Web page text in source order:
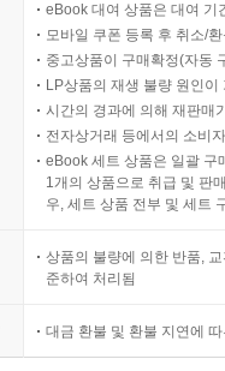
eBook 대여 상품은 대여 기
모바일 쿠폰 등록 후 취소/
중고상품이 구매확정(자동
LP상품의 재생 불량 원인
시간의 경과에 의해 재판매
전자상거래 등에서의 소비
eBook 세트 상품은 일괄 구
1개의 상품으로 취급 및 판
우, 세트 상품 전부 및 세트
상품의 불량에 의한 반품,
준하여 처리됨
대금 환불 및 환불 지연에